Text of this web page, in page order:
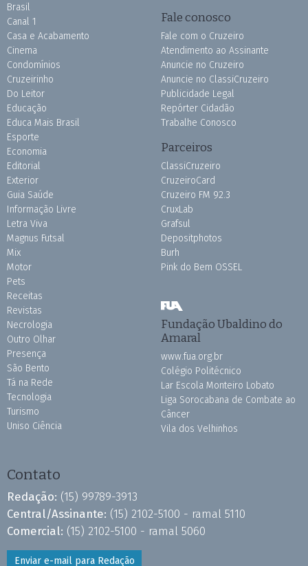
Brasil
Canal 1
Casa e Acabamento
Cinema
Condomínios
Cruzeirinho
Do Leitor
Educação
Educa Mais Brasil
Esporte
Economia
Editorial
Exterior
Guia Saúde
Informação Livre
Letra Viva
Magnus Futsal
Mix
Motor
Pets
Receitas
Revistas
Necrologia
Outro Olhar
Presença
São Bento
Tá na Rede
Tecnologia
Turismo
Uniso Ciência
Fale conosco
Fale com o Cruzeiro
Atendimento ao Assinante
Anuncie no Cruzeiro
Anuncie no ClassiCruzeiro
Publicidade Legal
Repórter Cidadão
Trabalhe Conosco
Parceiros
ClassiCruzeiro
CruzeiroCard
Cruzeiro FM 92.3
CruxLab
Grafsul
Depositphotos
Burh
Pink do Bem OSSEL
Fundação Ubaldino do
Amaral
www.fua.org.br
Colégio Politécnico
Lar Escola Monteiro Lobato
Liga Sorocabana de Combate ao
Câncer
Vila dos Velhinhos
Contato
Redação: (15) 99789-3913
Central/Assinante: (15) 2102-5100 - ramal 5110
Comercial: (15) 2102-5100 - ramal 5060
Enviar e-mail para Redação